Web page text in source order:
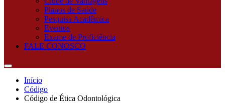
Planos de Saúde
Pesquisa Acadêmica
Eventos
Exame de Proficiência
FALE CONOSCO
Início
Código
Código de Ética Odontológica